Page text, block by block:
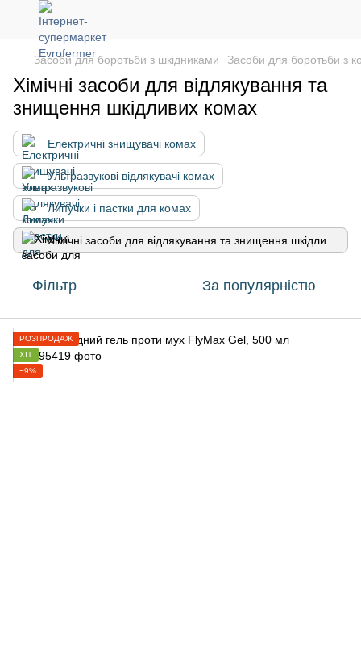
Засоби для боротьби з шкідниками Засоби для боротьби з
Хімічні засоби для відлякування та
знищення шкідливих комах
Електричні знищувачі комах
Ультразвукові відлякувачі комах
Липучки і пастки для комах
Фільтр За популярністю
РОЗПРОДАЖ
ХІТ
−9%